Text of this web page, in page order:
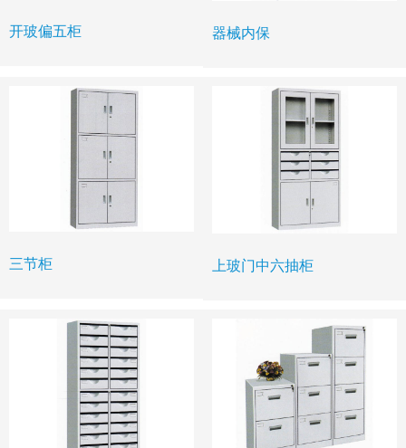
开玻偏五柜 器械内保
三节柜 上玻门中六抽柜